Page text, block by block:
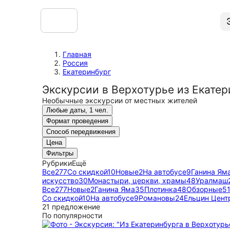
Главная
Россия
Екатеринбург
Экскурсии в Верхотурье из
Необычные экскурсии от местных жителей
Любые даты, 1 чел.
Формат проведения
Способ передвижения
Цена
Фильтры
РубрикиЕщё
Все277Со скидкой10Новые2На автобусе9Ганина
искусство30Монастыри, церкви, храмы48Уралмаш
Все277Новые2Ганина Яма35Плотинка48Обзорные51
Со скидкой10На автобусе9Романовы24Ельцин
21 предложение
По популярности